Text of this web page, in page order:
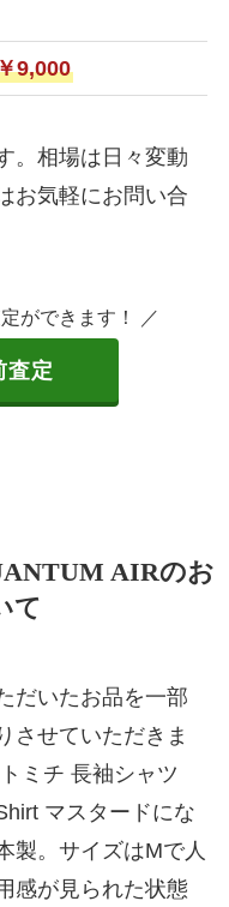
9,000
。相場は日々変動
お気軽にお問い合
ができます！ ／
査定
AIRのお
て
だいたお品を一部
させていただきま
ミチ 長袖シャツ
マスタードにな
製。サイズはMで人
感が見られた状態